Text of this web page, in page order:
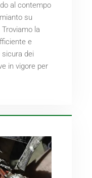
al contempo
su
la
e
sicura dei
in vigore per